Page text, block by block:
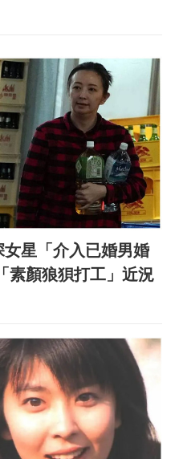
星「介入已婚男婚
顏狼狽打工」近況